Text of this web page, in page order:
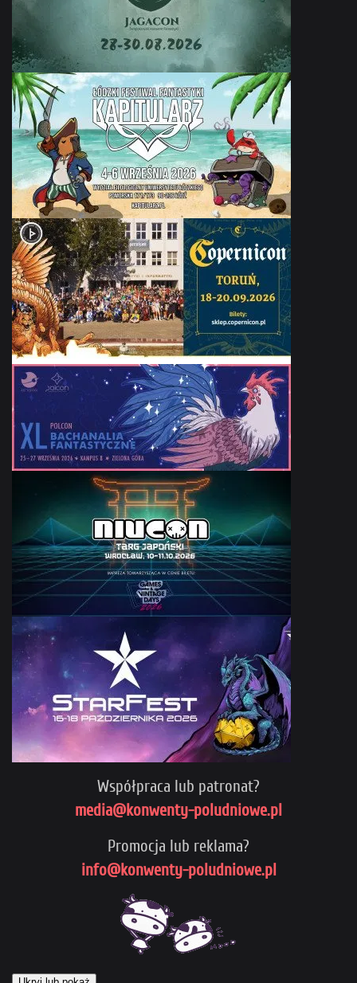
Współpraca lub patronat?
media@konwenty-poludniowe.pl
Promocja lub reklama?
info@konwenty-poludniowe.pl